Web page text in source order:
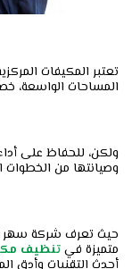
تعتبر المكيفات
المساحات الواسعة،
ولكن، للحفاظ على
وصيانتها من الخطوات
حيث تعرف شركة سهر
متميزة فيتنظيف